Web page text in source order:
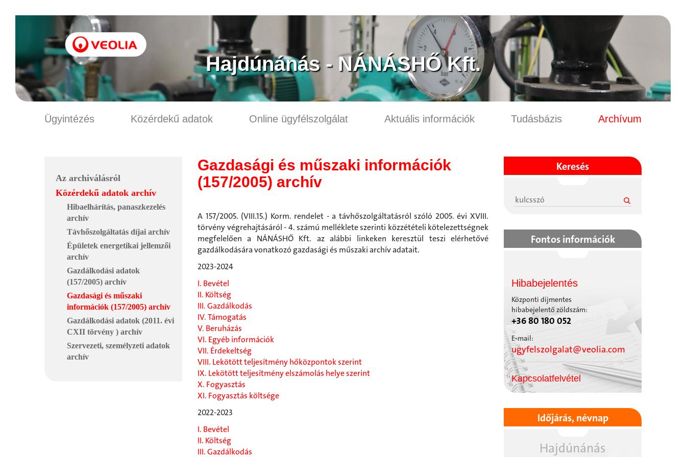
Hajdúnánás - NÁNÁSHŐ Kft.
Ügyintézés Közérdekű adatok Online ügyfélszolgálat Aktuális információk Tudásbázis Archívum
Az archiválásról
Közérdekű adatok archív
Hibaelhárítás, panaszkezelés
archív
Távhőszolgáltatás díjai archív
Épületek energetikai jellemzői
archív
Gazdálkodási adatok
(157/2005) archív
Gazdasági és műszaki
információk (157/2005) archív
Gazdálkodási adatok (2011. évi
CXII törvény ) archív
Szervezeti, személyzeti adatok
archív
Gazdasági és műszaki információk
(157/2005) archív
A 157/2005. (VIII.15.) Korm. rendelet - a távhőszolgáltatásról szóló 2005. évi XVIII.
törvény végrehajtásáról - 4. számú melléklete szerinti közzétételi kötelezettségnek
megfelelően a NÁNÁSHŐ Kft. az alábbi linkeken keresztül teszi elérhetővé
gazdálkodására vonatkozó gazdasági és műszaki archív adatait.
2023-2024
I. Bevétel
II. Költség
III. Gazdálkodás
IV. Támogatás
V. Beruházás
VI. Egyéb információk
VII. Érdekeltség
VIII. Lekötött teljesítmény hőközpontok szerint
IX. Lekötött teljesítmény elszámolás helye szerint
X. Fogyasztás
XI. Fogyasztás költsége
2022-2023
I. Bevétel
II. Költség
III. Gazdálkodás
Keresés
Fontos információk
Hibabejelentés
Központi díjmentes
hibabejelentő zöldszám:
+36 80 180 052
E-mail:
ugyfelszolgalat@veolia.com
Kapcsolatfelvétel
Időjárás, névnap
Hajdúnánás